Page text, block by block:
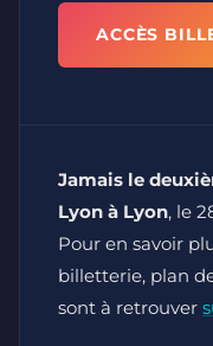
ACCÈS
Jamais le
Lyon à Lyon, le
Pour en savoir
billetterie, plan
sont à retrouver